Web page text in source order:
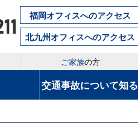
福岡オフィスへのアクセス
北九州オフィスへのアクセス
ご家族の方
交通事故について知る